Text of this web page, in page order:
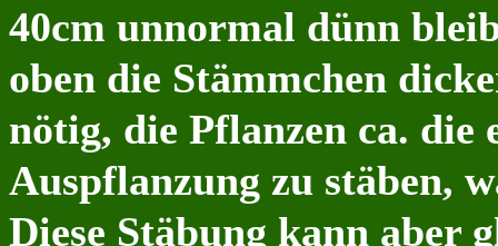
40cm unnormal dünn
oben die Stämmchen
nötig, die Pflanzen ca. die
Auspflanzung zu stäben,
Diese Stäbung kann aber